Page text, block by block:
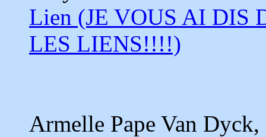
Lien (JE VOUS AI DIS
LES LIENS!!!!)
Armelle Pape Van